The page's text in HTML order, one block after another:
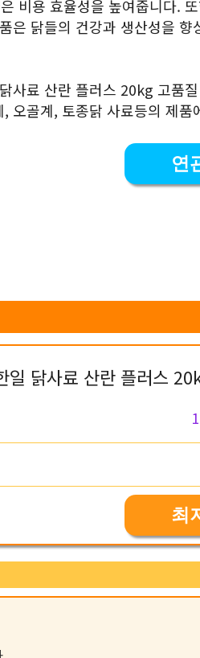
비용 효율성을 높여줍니다.
은 닭들의 건강과 생산성을
사료 산란 플러스 20kg 고품
오골계, 토종닭 사료등의 제품
연
일 닭사료 산란 플러스
최